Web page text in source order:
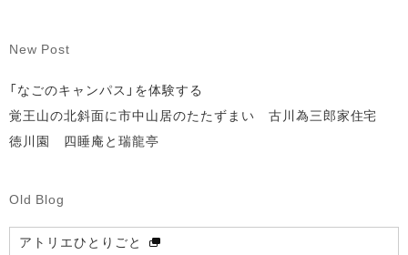
New Post
「なごのキャンパス」を体験する
覚王山の北斜面に市中山居のたたずまい 古川為三郎家住宅
徳川園 四睡庵と瑞龍亭
Old Blog
アトリエひとりごと